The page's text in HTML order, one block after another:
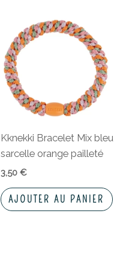
Kknekki Bracelet Mix bleu
sarcelle orange pailleté
3,50 €
AJOUTER AU PANIER